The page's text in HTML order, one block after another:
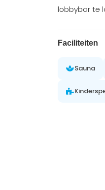
lobbybar te
Faciliteiten
Sauna